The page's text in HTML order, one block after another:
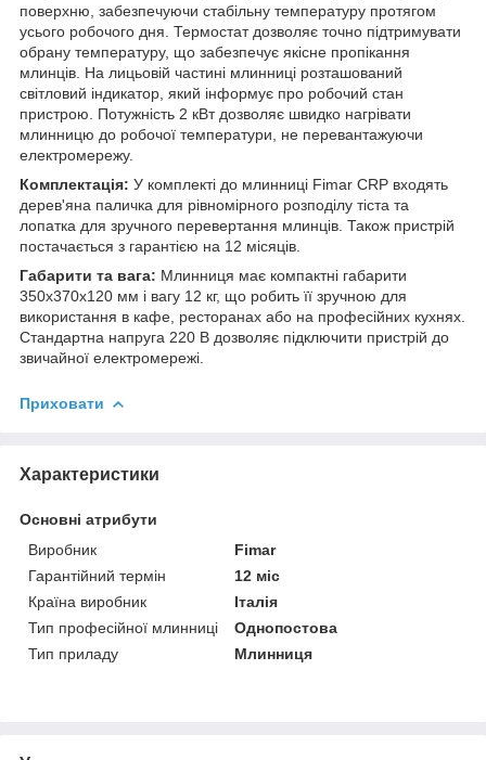
поверхню, забезпечуючи стабільну температуру протягом
усього робочого дня. Термостат дозволяє точно підтримувати
обрану температуру, що забезпечує якісне пропікання
млинців. На лицьовій частині млинниці розташований
світловий індикатор, який інформує про робочий стан
пристрою. Потужність 2 кВт дозволяє швидко нагрівати
млинницю до робочої температури, не перевантажуючи
електромережу.
Комплектація: У комплекті до млинниці Fimar CRP входять
дерев'яна паличка для рівномірного розподілу тіста та
лопатка для зручного перевертання млинців. Також пристрій
постачається з гарантією на 12 місяців.
Габарити та вага: Млинниця має компактні габарити
350х370х120 мм і вагу 12 кг, що робить її зручною для
використання в кафе, ресторанах або на професійних кухнях.
Стандартна напруга 220 В дозволяє підключити пристрій до
звичайної електромережі.
Приховати
Характеристики
Основні атрибути
Виробник
Fimar
Гарантійний термін
12 міс
Країна виробник
Італія
Тип професійної млинниці
Однопостова
Тип приладу
Млинниця